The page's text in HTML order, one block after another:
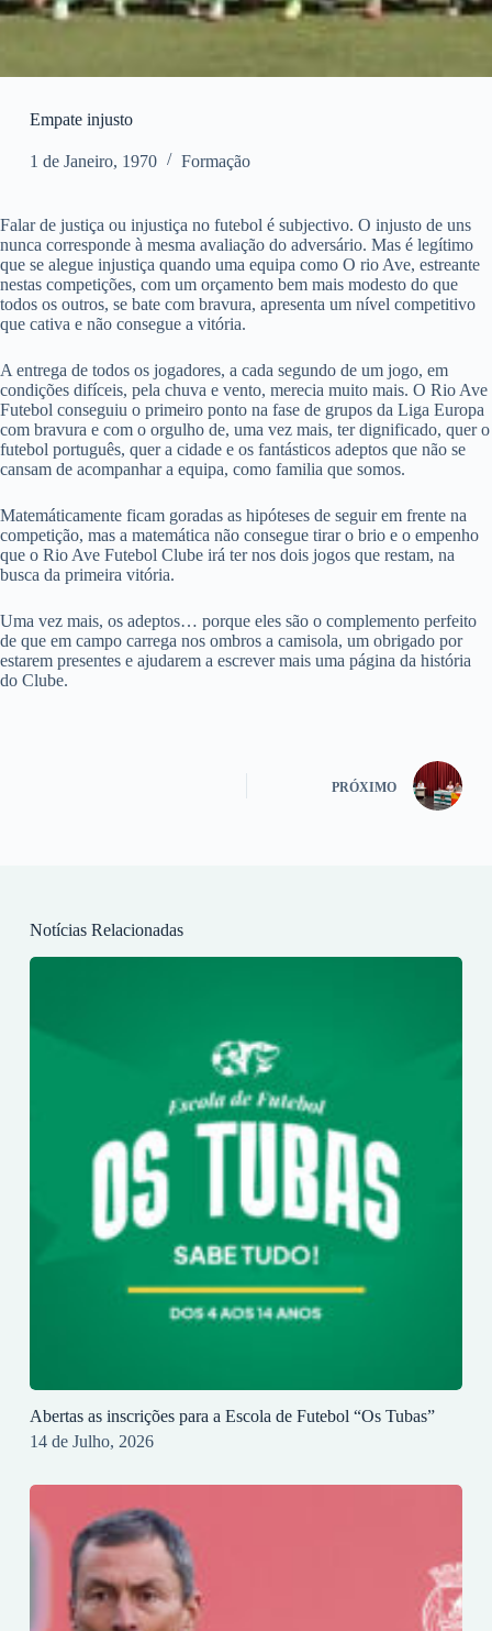
Empate injusto
1 de Janeiro, 1970 Formação
Falar de justiça ou injustiça no futebol é subjectivo. O injusto de uns
nunca corresponde à mesma avaliação do adversário. Mas é legítimo
que se alegue injustiça quando uma equipa como O rio Ave, estreante
nestas competições, com um orçamento bem mais modesto do que
todos os outros, se bate com bravura, apresenta um nível competitivo
que cativa e não consegue a vitória.
A entrega de todos os jogadores, a cada segundo de um jogo, em
condições difíceis, pela chuva e vento, merecia muito mais. O Rio Ave
Futebol conseguiu o primeiro ponto na fase de grupos da Liga Europa
com bravura e com o orgulho de, uma vez mais, ter dignificado, quer o
futebol português, quer a cidade e os fantásticos adeptos que não se
cansam de acompanhar a equipa, como familia que somos.
Matemáticamente ficam goradas as hipóteses de seguir em frente na
competição, mas a matemática não consegue tirar o brio e o empenho
que o Rio Ave Futebol Clube irá ter nos dois jogos que restam, na
busca da primeira vitória.
Uma vez mais, os adeptos… porque eles são o complemento perfeito
de que em campo carrega nos ombros a camisola, um obrigado por
estarem presentes e ajudarem a escrever mais uma página da história
do Clube.
PRÓXIMO
Notícias Relacionadas
Abertas as inscrições para a Escola de Futebol “Os Tubas”
14 de Julho, 2026